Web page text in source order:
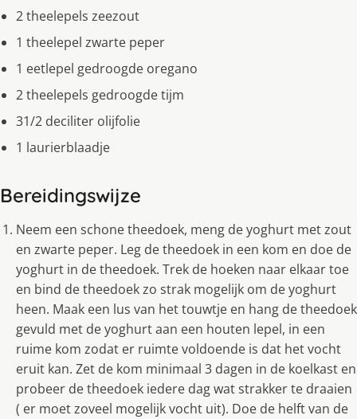
2 theelepels zeezout
1 theelepel zwarte peper
1 eetlepel gedroogde oregano
2 theelepels gedroogde tijm
31/2 deciliter olijfolie
1 laurierblaadje
Bereidingswijze
Neem een schone theedoek, meng de yoghurt met zout
en zwarte peper. Leg de theedoek in een kom en doe de
yoghurt in de theedoek. Trek de hoeken naar elkaar toe
en bind de theedoek zo strak mogelijk om de yoghurt
heen. Maak een lus van het touwtje en hang de theedoek
gevuld met de yoghurt aan een houten lepel, in een
ruime kom zodat er ruimte voldoende is dat het vocht
eruit kan. Zet de kom minimaal 3 dagen in de koelkast en
probeer de theedoek iedere dag wat strakker te draaien
( er moet zoveel mogelijk vocht uit). Doe de helft van de